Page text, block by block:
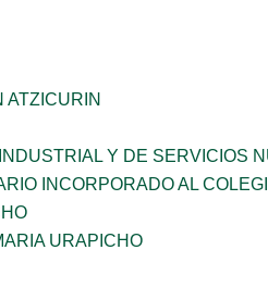
ATZICURIN
Y DE SERVICIOS
INCORPORADO AL
URAPICHO